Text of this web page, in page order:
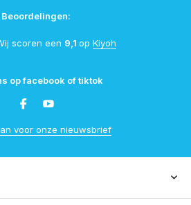
Beoordelingen:
scoren een 9,1 op Kiyoh
op facebook of tiktok
voor onze nieuwsbrief